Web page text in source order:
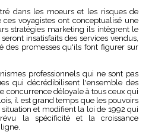
dans les moeurs et les risques de
voyagistes ont conceptualisé une
stratégies marketing ils intègrent le
insatisfaits des services vendus,
des promesses qu'ils font figurer sur
professionnels qui ne sont pas
qui décrédibilisent l'ensemble des
concurrence déloyale à tous ceux qui
il est grand temps que les pouvoirs
et modifient la loi de 1992 qui
la spécificité et la croissance